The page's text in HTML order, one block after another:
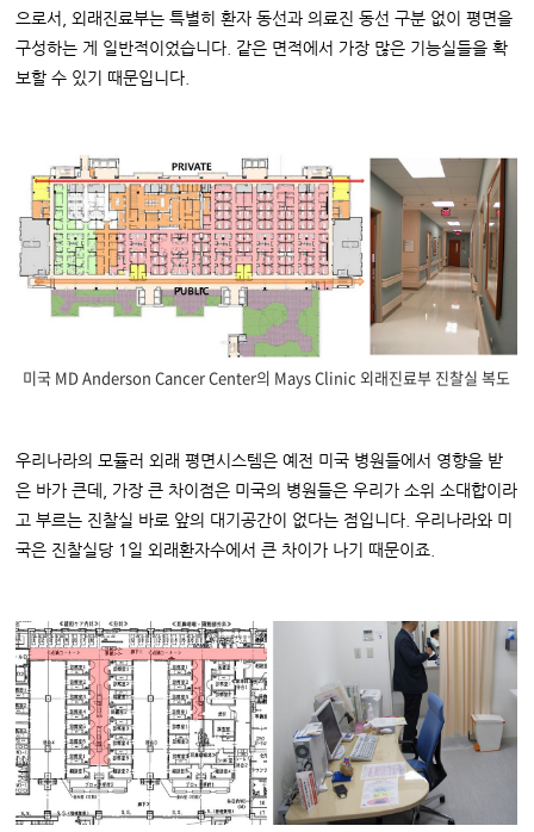
으로서, 외래진료부는 특별히 환자 동선과 의료진 동선 구분 없이 평면을
구성하는 게 일반적이었습니다. 같은 면적에서 가장 많은 기능실들을 확
보할 수 있기 때문입니다.
미국 MD Anderson Cancer Center의 Mays Clinic 외래진료부 진찰실 복도
우리나라의 모듈러 외래 평면시스템은 예전 미국 병원들에서 영향을 받
은 바가 큰데, 가장 큰 차이점은 미국의 병원들은 우리가 소위 소대합이라
고 부르는 진찰실 바로 앞의 대기공간이 없다는 점입니다. 우리나라와 미
국은 진찰실당 1일 외래환자수에서 큰 차이가 나기 때문이죠.